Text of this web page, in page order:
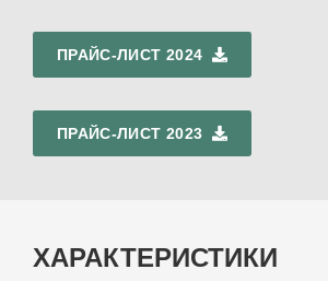
ПРАЙС-ЛИСТ 2024
ПРАЙС-ЛИСТ 2023
ХАРАКТЕРИСТИКИ